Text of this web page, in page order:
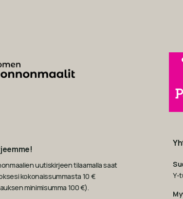
uutiskirjeen tilaamalla saat
kokonaissummasta 10 €
minimisumma 100 €).
Y-